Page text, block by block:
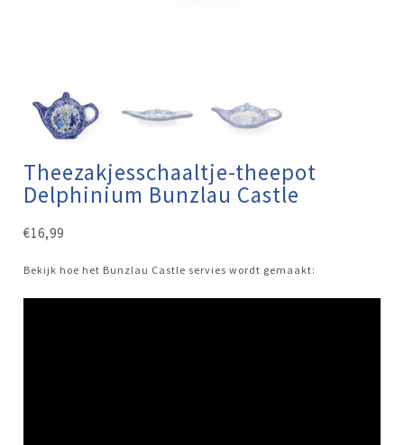
Theezakjesschaaltje-theepot
Delphinium Bunzlau Castle
€16,99
Bekijk hoe het Bunzlau Castle servies wordt gemaakt: